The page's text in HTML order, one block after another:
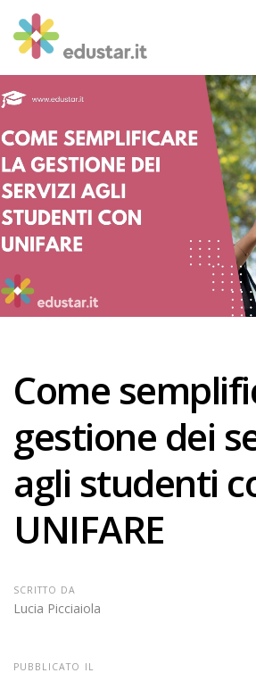
Come
gestione dei
agli studenti
UNIFARE
SCRITTO DA
Lucia Picciaiola
PUBBLICATO IL